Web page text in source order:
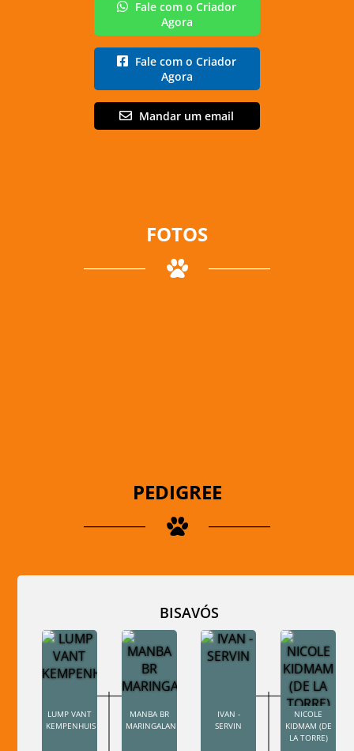
Fale com o Criador
Agora
Fale com o Criador
Agora
Mandar um email
FOTOS
PEDIGREE
BISAVÓS
LUMP VANT
KEMPENHUIS
MANBA BR
MARINGALAND
IVAN -
SERVIN
NICOLE
KIDMAM (DE
LA TORRE)